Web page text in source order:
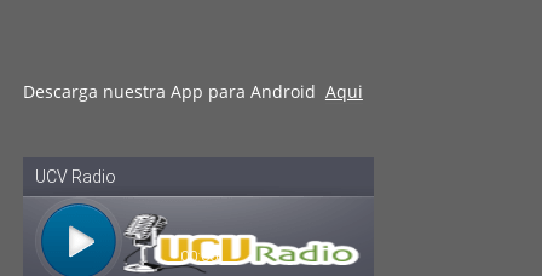
Descarga nuestra App para Android Aqui